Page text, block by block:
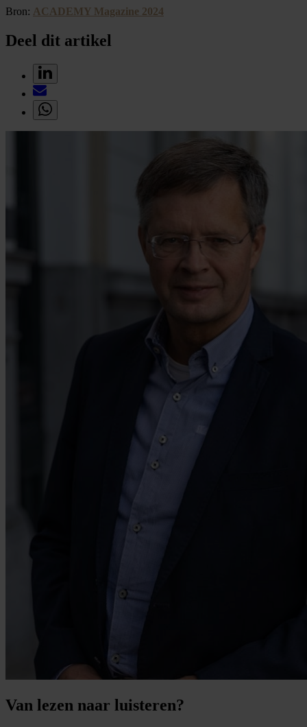
Bron: ACADEMY Magazine 2024
Deel dit artikel
Van lezen naar luisteren?